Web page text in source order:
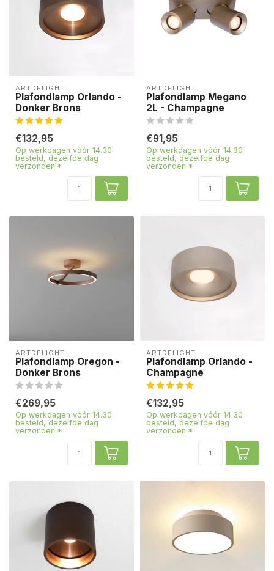
ARTDELIGHT
Plafondlamp Orlando -
Donker Brons
€132,95
Op werkdagen vóór 14.30
besteld, dezelfde dag
verzonden!*
ARTDELIGHT
Plafondlamp Megano
2L - Champagne
€91,95
Op werkdagen vóór 14.30
besteld, dezelfde dag
verzonden!*
ARTDELIGHT
Plafondlamp Oregon -
Donker Brons
€269,95
Op werkdagen vóór 14.30
besteld, dezelfde dag
verzonden!*
ARTDELIGHT
Plafondlamp Orlando -
Champagne
€132,95
Op werkdagen vóór 14.30
besteld, dezelfde dag
verzonden!*